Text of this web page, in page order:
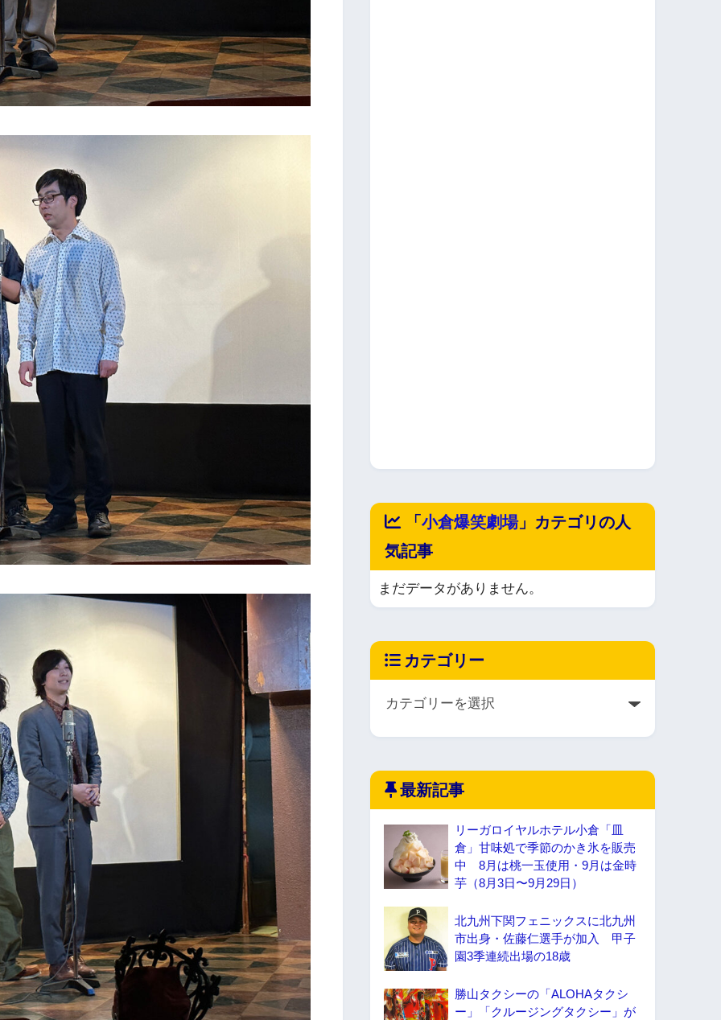
「 小倉爆笑劇場」カテゴリの人
気記事
まだデータがありません。
カテゴリー
最新記事
リーガロイヤルホテル小倉「皿
倉」甘味処で季節のかき氷を販売
中 8月は桃一玉使用・9月は金時
芋（8月3日〜9月29日）
北九州下関フェニックスに北九州
市出身・佐藤仁選手が加入 甲子
園3季連続出場の18歳
勝山タクシーの「ALOHAタクシ
ー」「クルージングタクシー」が